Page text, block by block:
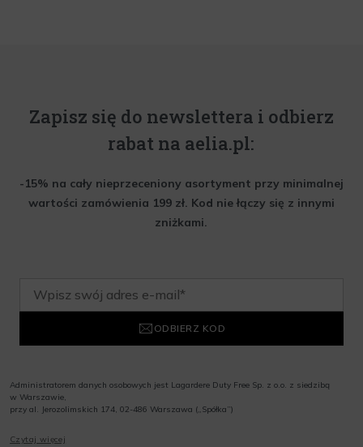
Zapisz się do newslettera i odbierz
rabat na aelia.pl:
-15% na cały nieprzeceniony asortyment przy minimalnej
wartości zamówienia 199 zł. Kod nie łączy się z innymi
zniżkami.
ODBIERZ KOD
Administratorem danych osobowych jest Lagardere Duty Free Sp. z o.o. z siedzibą
w Warszawie,
przy al. Jerozolimskich 174, 02-486 Warszawa („Spółka”)
o.o. informacji handlowych, w tym newslettera, informacji o promocjach i
Czytaj więcej